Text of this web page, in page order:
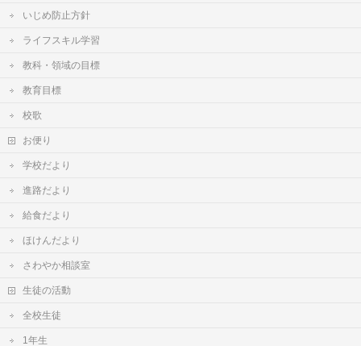
いじめ防止方針
ライフスキル学習
教科・領域の目標
教育目標
校歌
お便り
学校だより
進路だより
給食だより
ほけんだより
さわやか相談室
生徒の活動
全校生徒
1年生